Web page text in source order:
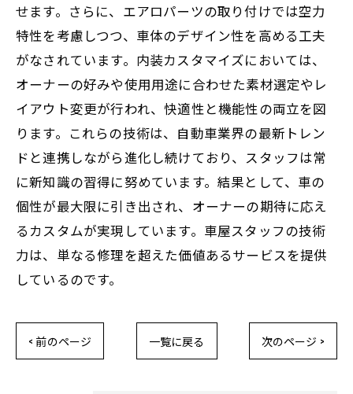
せます。さらに、エアロパーツの取り付けでは空力
特性を考慮しつつ、車体のデザイン性を高める工夫
がなされています。内装カスタマイズにおいては、
オーナーの好みや使用用途に合わせた素材選定やレ
イアウト変更が行われ、快適性と機能性の両立を図
ります。これらの技術は、自動車業界の最新トレン
ドと連携しながら進化し続けており、スタッフは常
に新知識の習得に努めています。結果として、車の
個性が最大限に引き出され、オーナーの期待に応え
るカスタムが実現しています。車屋スタッフの技術
力は、単なる修理を超えた価値あるサービスを提供
しているのです。
< 前のページ 一覧に戻る 次のページ >